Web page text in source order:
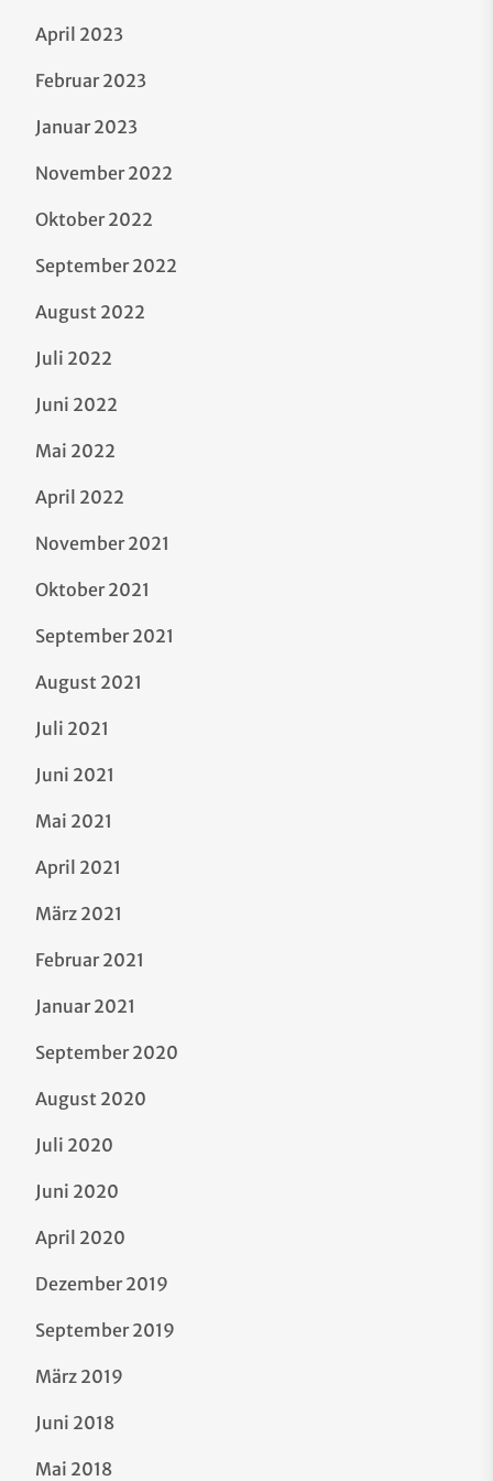
April 2023
Februar 2023
Januar 2023
November 2022
Oktober 2022
September 2022
August 2022
Juli 2022
Juni 2022
Mai 2022
April 2022
November 2021
Oktober 2021
September 2021
August 2021
Juli 2021
Juni 2021
Mai 2021
April 2021
März 2021
Februar 2021
Januar 2021
September 2020
August 2020
Juli 2020
Juni 2020
April 2020
Dezember 2019
September 2019
März 2019
Juni 2018
Mai 2018